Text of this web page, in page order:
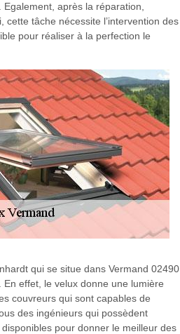
Egalement, après la réparation,
tâche nécessite l’intervention des
pour réaliser à la perfection le
qui se situe dans Vermand 02490
effet, le velux donne une lumière
couvreurs qui sont capables de
des ingénieurs qui possèdent
pour donner le meilleur des